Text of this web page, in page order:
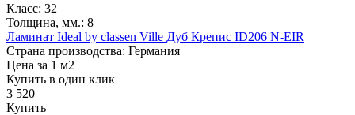
Класс: 32
Толщина, мм.: 8
Ламинат Ideal by classen Ville Дуб Крепис ID206 N-EIR
Страна производства: Германия
Цена за 1 м2
Купить в один клик
3 520
Купить